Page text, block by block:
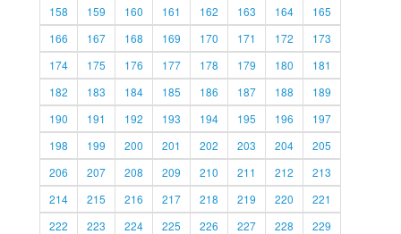
158
159 160 161 162 163 164
165
166
167 168 169 170 171 172
173
174
175 176 177 178 179 180
181
182
183 184 185 186 187 188
189
190
191 192 193 194 195 196
197
198
199 200 201 202 203 204
205
206
207 208 209 210 211 212
213
214
215 216 217 218 219 220
221
222
223 224 225 226 227 228
229